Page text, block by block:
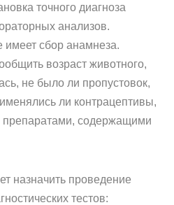
точного диагноза
анализов.
сбор анамнеза.
возраст животного,
не было ли пропустовок,
ли контрацептивы,
препаратами, содержащими
назначить проведение
тестов: